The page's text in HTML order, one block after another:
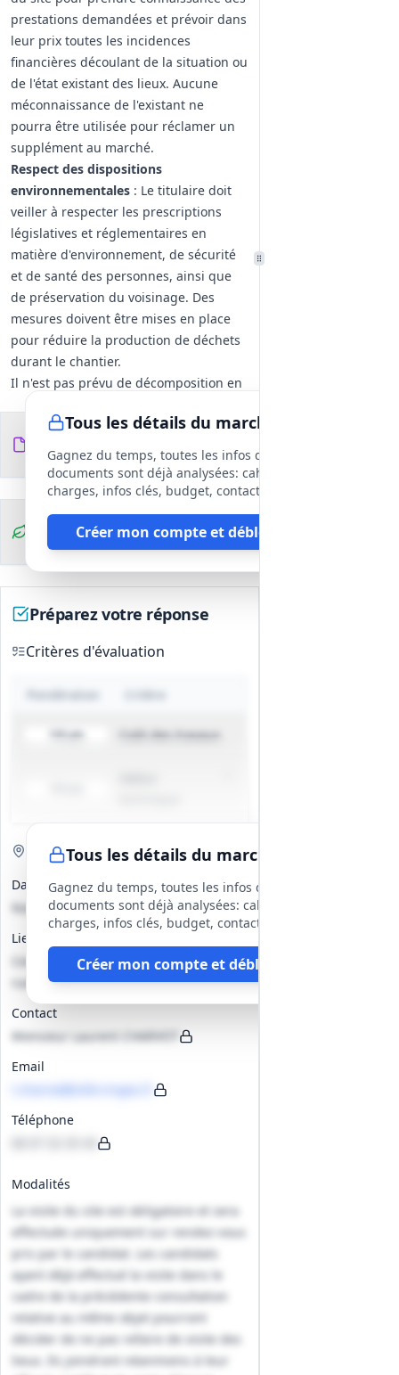
prestations demandées et prévoir dans
leur prix toutes les incidences
financières découlant de la situation ou
de l'état existant des lieux. Aucune
méconnaissance de l'existant ne
pourra être utilisée pour réclamer un
supplément au marché.
Respect des dispositions
environnementales : Le titulaire doit
veiller à respecter les prescriptions
législatives et réglementaires en
matière d'environnement, de sécurité
et de santé des personnes, ainsi que
de préservation du voisinage. Des
mesures doivent être mises en place
pour réduire la production de déchets
durant le chantier.
Il n'est pas prévu de décomposition en
aucune variante ou prestation
supplémentaire n'est autorisée.
Tous les détails du marché
Gagnez du temps, toutes les infos des
documents sont déjà analysées: cahier des
charges, infos clés, budget, contact, etc
Créer mon compte et débloquer
Documents du
DCE
fichiers
Clauses
environnementales
Préparez votre réponse
Critères d'évaluation
Pondération Critère
100 pts Coût des travaux
Tous les détails du marché
Gagnez du temps, toutes les infos des
documents sont déjà analysées: cahier des
charges, infos clés, budget, contact, etc
Créer mon compte et débloquer
Visite de site Obligatoire
Date(s)
Non précisé
Lieu
Centre Technique Municipal (CTM),
rue du Grand Véon, 10000 Troyes
Contact
Monsieur Laurent CHARVOT
Email
l.charvot@ville-troyes.fr
Téléphone
Modalités
La visite du site est obligatoire et sera
effectuée uniquement sur rendez-vous
pris par le candidat. Les candidats
ayant déjà effectué la visite dans le
cadre de la précédente consultation
relative au même objet pourront
décider de ne pas refaire de visite des
lieux. Ils joindront néanmoins à leur